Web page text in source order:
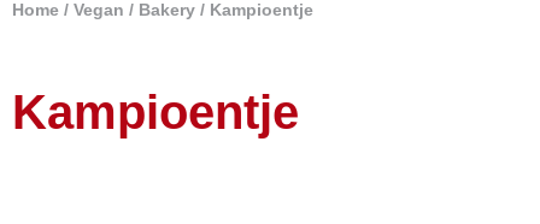
Home / Vegan / Bakery / Kampioentje
Kampioentje